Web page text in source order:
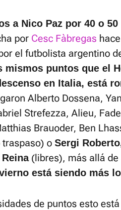
a Nico Paz por 40 o
por Cesc Fàbregas
el futbolista argentino
puntos que el
en Italia, está
Alberto Dossena,
Strefezza, Alieu,
Brauoder, Ben
o Sergi
(libres), más allá de
está siendo más
de puntos esto